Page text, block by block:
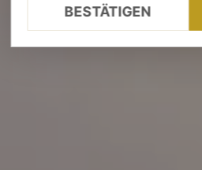
BESTÄTIGEN